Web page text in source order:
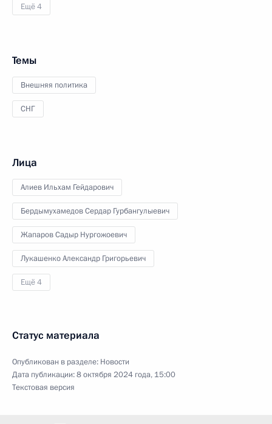
Ещё 4
Темы
Внешняя политика
СНГ
Лица
Алиев Ильхам Гейдарович
Бердымухамедов Сердар Гурбангулыевич
Жапаров Садыр Нургожоевич
Лукашенко Александр Григорьевич
Ещё 4
Статус материала
Опубликован в разделе: Новости
Дата публикации:8 октября 2024 года, 15:00
Текстовая версия